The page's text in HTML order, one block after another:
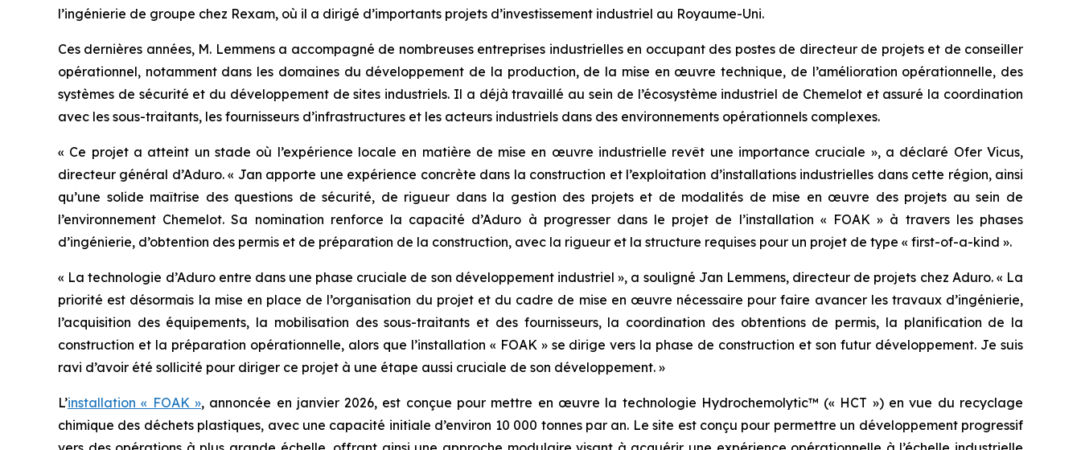
l’ingénierie de groupe chez Rexam, où il a dirigé d’importants projets d’investissement industriel au Royaume-Uni.
Ces dernières années, M. Lemmens a accompagné de nombreuses entreprises industrielles en occupant des postes de directeur de projets et de conseiller
opérationnel, notamment dans les domaines du développement de la production, de la mise en œuvre technique, de l’amélioration opérationnelle, des
systèmes de sécurité et du développement de sites industriels. Il a déjà travaillé au sein de l’écosystème industriel de Chemelot et assuré la coordination
avec les sous-traitants, les fournisseurs d’infrastructures et les acteurs industriels dans des environnements opérationnels complexes.
« Ce projet a atteint un stade où l’expérience locale en matière de mise en œuvre industrielle revêt une importance cruciale », a déclaré Ofer Vicus,
directeur général d’Aduro. « Jan apporte une expérience concrète dans la construction et l’exploitation d’installations industrielles dans cette région, ainsi
qu’une solide maîtrise des questions de sécurité, de rigueur dans la gestion des projets et de modalités de mise en œuvre des projets au sein de
l’environnement Chemelot. Sa nomination renforce la capacité d’Aduro à progresser dans le projet de l’installation « FOAK » à travers les phases
d’ingénierie, d’obtention des permis et de préparation de la construction, avec la rigueur et la structure requises pour un projet de type « first-of-a-kind ».
« La technologie d’Aduro entre dans une phase cruciale de son développement industriel », a souligné Jan Lemmens, directeur de projets chez Aduro. « La
priorité est désormais la mise en place de l’organisation du projet et du cadre de mise en œuvre nécessaire pour faire avancer les travaux d’ingénierie,
l’acquisition des équipements, la mobilisation des sous-traitants et des fournisseurs, la coordination des obtentions de permis, la planification de la
construction et la préparation opérationnelle, alors que l’installation « FOAK » se dirige vers la phase de construction et son futur développement. Je suis
ravi d’avoir été sollicité pour diriger ce projet à une étape aussi cruciale de son développement. »
L’installation « FOAK », annoncée en janvier 2026, est conçue pour mettre en œuvre la technologie Hydrochemolytic™ (« HCT ») en vue du recyclage
chimique des déchets plastiques, avec une capacité initiale d’environ 10 000 tonnes par an. Le site est conçu pour permettre un développement progressif